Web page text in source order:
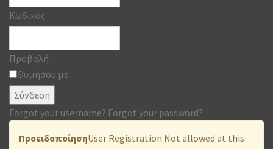
Κωδικός
Προβολή
Θυμήσου με
Σύνδεση
Forgot your username? Forgot your password?
ΠροειδοποίησηUser Registration Not allowed at this